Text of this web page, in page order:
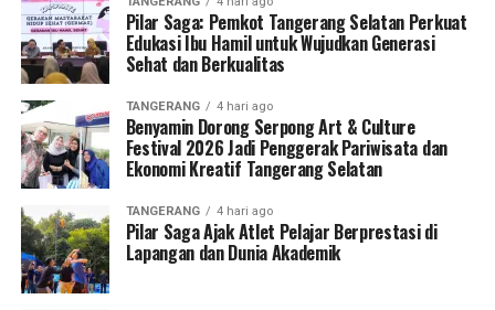
Pilar Saga: Pemkot Tangerang Selatan Perkuat
Edukasi Ibu Hamil untuk Wujudkan Generasi
Sehat dan Berkualitas
TANGERANG 4 hari ago
Benyamin Dorong Serpong Art & Culture
Festival 2026 Jadi Penggerak Pariwisata dan
Ekonomi Kreatif Tangerang Selatan
TANGERANG 4 hari ago
Pilar Saga Ajak Atlet Pelajar Berprestasi di
Lapangan dan Dunia Akademik